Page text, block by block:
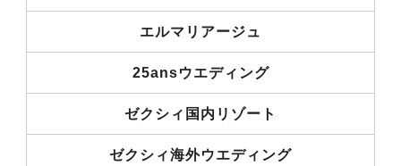
エルマリアージュ
25ansウエディング
ゼクシィ国内リゾート
ゼクシィ海外ウエディング